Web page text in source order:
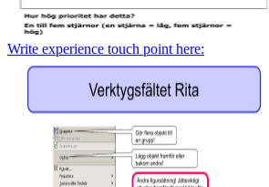
Write experience touch point here: